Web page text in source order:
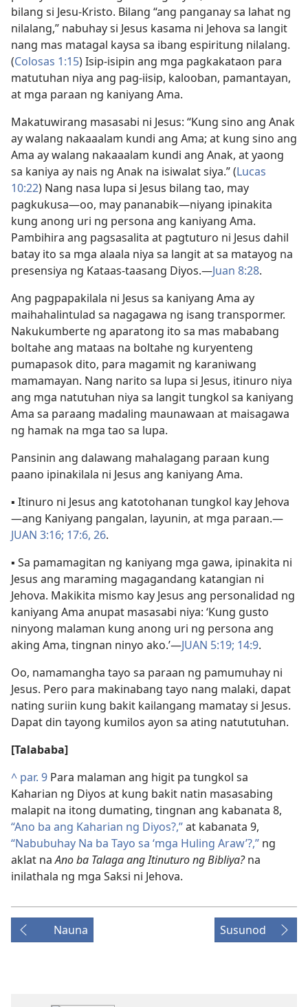
bilang si Jesu-Kristo. Bilang “ang panganay sa lahat ng
nilalang,” nabuhay si Jesus kasama ni Jehova sa langit
nang mas matagal kaysa sa ibang espiritung nilalang.
(Colosas 1:15) Isip-isipin ang mga pagkakataon para
matutuhan niya ang pag-iisip, kalooban, pamantayan,
at mga paraan ng kaniyang Ama.
Makatuwirang masasabi ni Jesus: “Kung sino ang Anak
ay walang nakaaalam kundi ang Ama; at kung sino ang
Ama ay walang nakaaalam kundi ang Anak, at yaong
sa kaniya ay nais ng Anak na isiwalat siya.” (Lucas
10:22) Nang nasa lupa si Jesus bilang tao, may
pagkukusa​—oo, may pananabik​—niyang ipinakita
kung anong uri ng persona ang kaniyang Ama.
Pambihira ang pagsasalita at pagtuturo ni Jesus dahil
batay ito sa mga alaala niya sa langit at sa matayog na
presensiya ng Kataas-taasang Diyos.​—Juan 8:28.
Ang pagpapakilala ni Jesus sa kaniyang Ama ay
maihahalintulad sa nagagawa ng isang transpormer.
Nakukumberte ng aparatong ito sa mas mababang
boltahe ang mataas na boltahe ng kuryenteng
pumapasok dito, para magamit ng karaniwang
mamamayan. Nang narito sa lupa si Jesus, itinuro niya
ang mga natutuhan niya sa langit tungkol sa kaniyang
Ama sa paraang madaling maunawaan at maisagawa
ng hamak na mga tao sa lupa.
Pansinin ang dalawang mahalagang paraan kung
paano ipinakilala ni Jesus ang kaniyang Ama.
▪ Itinuro ni Jesus ang katotohanan tungkol kay Jehova​
—ang Kaniyang pangalan, layunin, at mga paraan.​—
JUAN 3:16; 17:6, 26.
▪ Sa pamamagitan ng kaniyang mga gawa, ipinakita ni
Jesus ang maraming magagandang katangian ni
Jehova. Makikita mismo kay Jesus ang personalidad ng
kaniyang Ama anupat masasabi niya: ‘Kung gusto
ninyong malaman kung anong uri ng persona ang
aking Ama, tingnan ninyo ako.’​—JUAN 5:19; 14:9.
Oo, namamangha tayo sa paraan ng pamumuhay ni
Jesus. Pero para makinabang tayo nang malaki, dapat
nating suriin kung bakit kailangang mamatay si Jesus.
Dapat din tayong kumilos ayon sa ating natututuhan.
[Talababa]
^ par. 9 Para malaman ang higit pa tungkol sa
Kaharian ng Diyos at kung bakit natin masasabing
malapit na itong dumating, tingnan ang kabanata 8,
“Ano ba ang Kaharian ng Diyos?,”at kabanata 9,
“Nabubuhay Na ba Tayo sa ‘mga Huling Araw’?,” ng
aklat naAno ba Talaga ang Itinuturo ng Bibliya?na
inilathala ng mga Saksi ni Jehova.
Nauna Susunod